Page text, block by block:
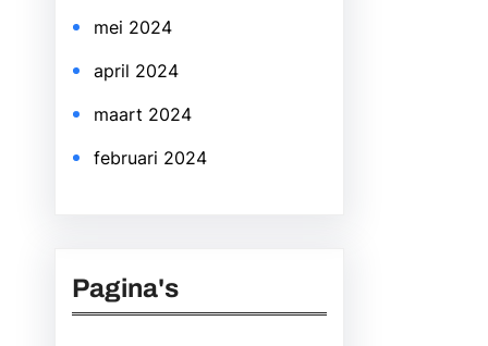
mei 2024
april 2024
maart 2024
februari 2024
Pagina's